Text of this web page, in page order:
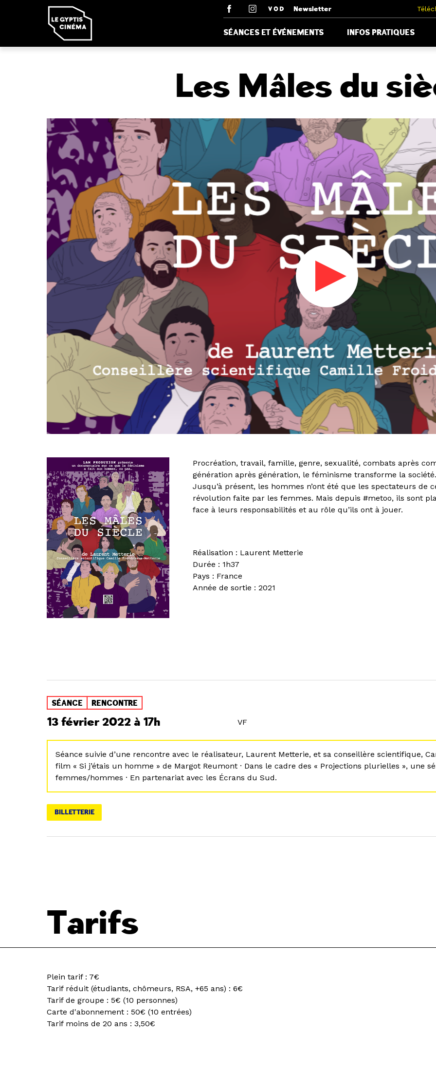
Newsletter
SÉANCES ET ÉVÉNEMENTS INFOS PRATIQUES
Les Mâles du
Procréation, travail, famille, genre, sexualité, combats après
génération après génération, le féminisme transforme la société.
Jusqu’à présent, les hommes n’ont été que les spectateurs de
révolution faite par les femmes. Mais depuis #metoo, ils sont
face à leurs responsabilités et au rôle qu’ils ont à jouer.
Réalisation : Laurent Metterie
Durée : 1h37
Pays : France
Année de sortie : 2021
SÉANCE RENCONTRE
13 février 2022 à 17h VF
Séance suivie d’une rencontre avec le réalisateur, Laurent Metterie, et sa conseillère scientifique,
film « Si j’étais un homme » de Margot Reumont · Dans le cadre des « Projections plurielles », une
femmes/hommes · En partenariat avec les Écrans du Sud.
BILLETTERIE
Tarifs
Plein tarif : 7€
Tarif réduit (étudiants, chômeurs, RSA, +65 ans) : 6€
Tarif de groupe : 5€ (10 personnes)
Carte d'abonnement : 50€ (10 entrées)
Tarif moins de 20 ans : 3,50€
Panneau de gestion des cookies